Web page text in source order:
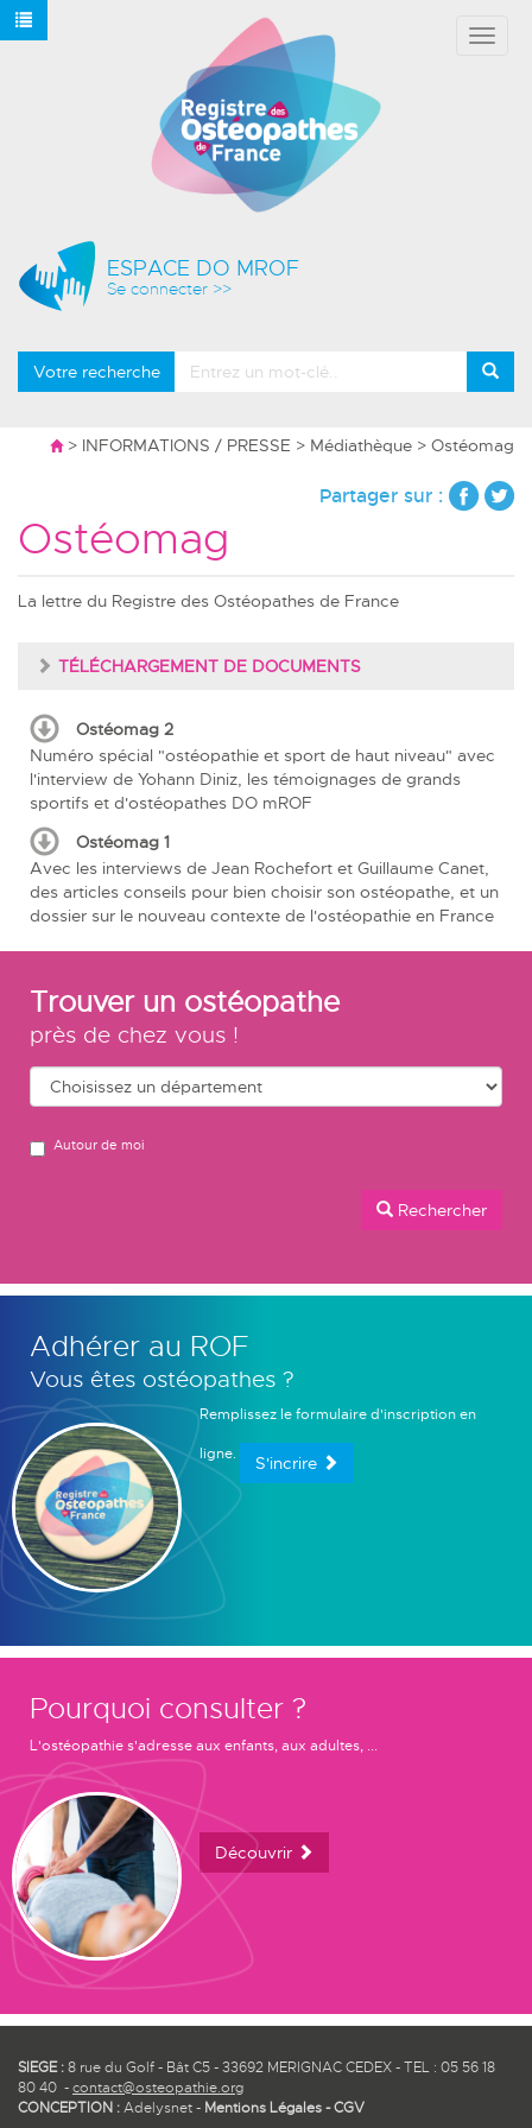
ESPACE DO MROF
Se connecter >>
Votre recherche
> INFORMATIONS / PRESSE > Médiathèque > Ostéomag
Partager sur :
Ostéomag
La lettre du Registre des Ostéopathes de France
TÉLÉCHARGEMENT DE DOCUMENTS
Ostéomag 2
Numéro spécial "ostéopathie et sport de haut niveau" avec
l'interview de Yohann Diniz, les témoignages de grands
sportifs et d'ostéopathes DO mROF
Ostéomag 1
Avec les interviews de Jean Rochefort et Guillaume Canet,
des articles conseils pour bien choisir son ostéopathe, et un
dossier sur le nouveau contexte de l'ostéopathie en France
Trouver un ostéopathe
près de chez vous !
Autour de moi
Rechercher
Adhérer au ROF
Vous êtes ostéopathes ?
Remplissez le formulaire d'inscription en
ligne. S'incrire
Pourquoi consulter ?
L'ostéopathie s'adresse aux enfants, aux adultes, ...
Découvrir
SIEGE :8 rue du Golf - Bât C5 - 33692 MERIGNAC CEDEX - TEL : 05 56 18
80 40 -contact@osteopathie.org
CONCEPTION :Adelysnet- Mentions Légales-CGV